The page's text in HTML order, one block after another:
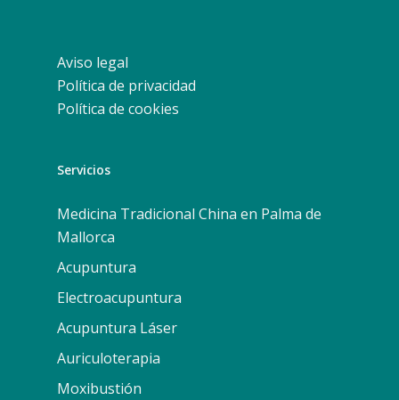
Aviso legal
Política de privacidad
Política de cookies
Servicios
Medicina Tradicional China en Palma de
Mallorca
Acupuntura
Electroacupuntura
Acupuntura Láser
Auriculoterapia
Moxibustión